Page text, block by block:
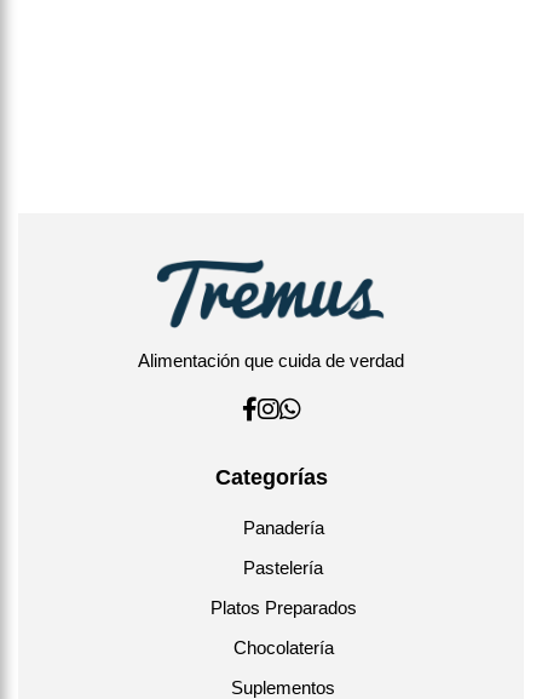
Alimentación que cuida de verdad
Categorías
Panadería
Pastelería
Platos Preparados
Chocolatería
Suplementos